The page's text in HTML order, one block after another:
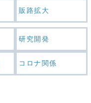
販路拡大
研究開発
コロナ関係